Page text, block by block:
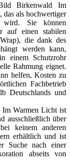
Birkenwald Im
das als hochwertiger
wird. Sie können
auf einen stabilen
die dank des
werden kann,
einem Schutzrohr
Rahmung eignet.
helfen, Kosten zu
Fachbetrieb
Deutschlands und
Warmen Licht ist
ausschließlich über
keinem anderen
erhältlich und ist
Suche nach einer
abseits von